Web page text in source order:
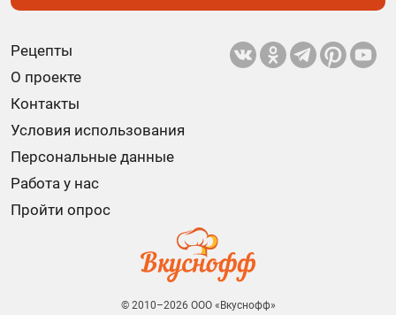
Рецепты
О проекте
Контакты
Условия использования
Персональные данные
Работа у нас
Пройти опрос
© 2010–2026 ООО «Вкуснофф»